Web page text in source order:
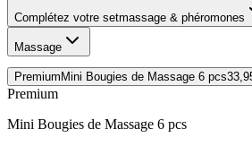
Complétez votre setmassage & phéromones
Massage
Premium Mini Bougies de Massage 6 pcs
Premium
Mini Bougies de Massage 6 pcs